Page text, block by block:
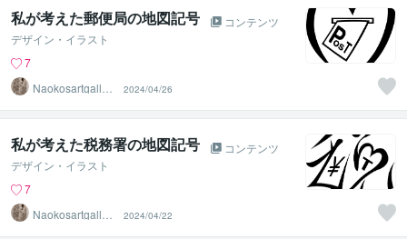
私が考えた郵便局の地図記号
コンテンツ
デザイン・イラスト
7
Naokosartgaller
2024/04/26
私が考えた税務署の地図記号
コンテンツ
デザイン・イラスト
7
Naokosartgaller
2024/04/22